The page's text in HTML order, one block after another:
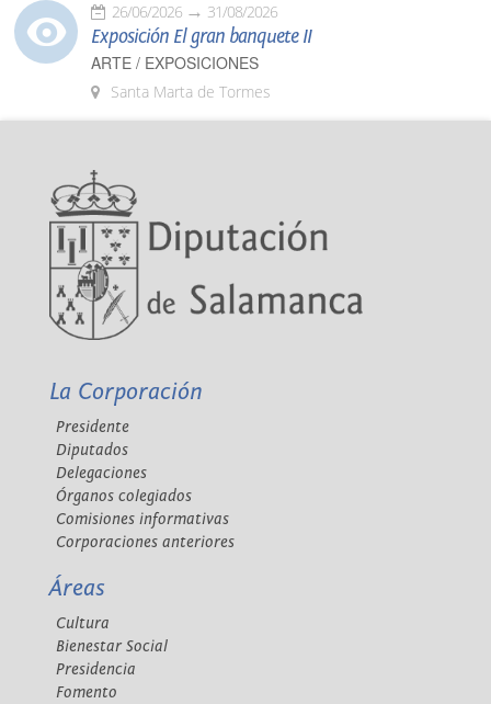
26/06/2026 31/08/2026
Exposición El gran banquete II
ARTE / EXPOSICIONES
Santa Marta de Tormes
La Corporación
Presidente
Diputados
Delegaciones
Órganos colegiados
Comisiones informativas
Corporaciones anteriores
Áreas
Cultura
Bienestar Social
Presidencia
Fomento